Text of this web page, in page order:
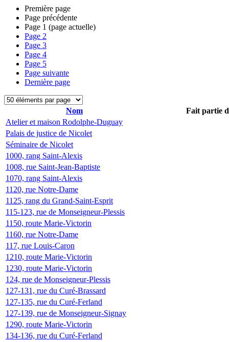
Première page
Page précédente
Page 1 (page actuelle)
Page 2
Page 3
Page 4
Page 5
Page suivante
Dernière page
Nom
Fait partie
Atelier et maison Rodolphe-Duguay
Palais de justice de Nicolet
Séminaire de Nicolet
1000, rang Saint-Alexis
1008, rue Saint-Jean-Baptiste
1070, rang Saint-Alexis
1120, rue Notre-Dame
1125, rang du Grand-Saint-Esprit
115-123, rue de Monseigneur-Plessis
1150, route Marie-Victorin
1160, rue Notre-Dame
117, rue Louis-Caron
1210, route Marie-Victorin
1230, route Marie-Victorin
124, rue de Monseigneur-Plessis
127-131, rue du Curé-Brassard
127-135, rue du Curé-Ferland
127-139, rue de Monseigneur-Signay
1290, route Marie-Victorin
134-136, rue du Curé-Ferland